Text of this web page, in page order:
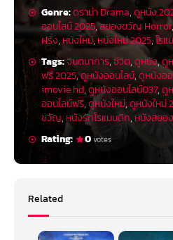
Genre:ดราม่า Drama,ดูหนัง
ออนไลน์ 2025,สยองขวัญ Horror
ฝรั่ง,หนังใหม่,หนังใหม่ 2025,โร
Tags:จินตนาการ,ชีวิต,ดูหนัง,ดู
ฟรี 2025,ดูหนังออนไลน์,ดูหนังอ
imovie hd,ดูหนังออนไลน์037,ดู
ออนไลน์ฟรี,ดูหนังใหม่,ดูหนังใหม่
ขวัญ, หนังรักโรแมนติก, หนังสยอ
Rating:
0votes
Related